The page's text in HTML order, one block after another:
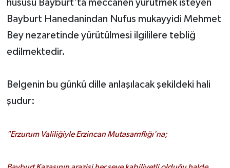
hususu Bayburt'ta meccanen yürütmek isteyen
Bayburt Hanedanindan Nufus mukayyidi Mehmet
Bey nezaretinde yürütülmesi ilgililere tebliğ
edilmektedir.
Belgenin bu günkü dille anlaşılacak şekildeki hali
şudur:
"Erzurum Valiliğiyle Erzincan Mutasarrıflığı'na;